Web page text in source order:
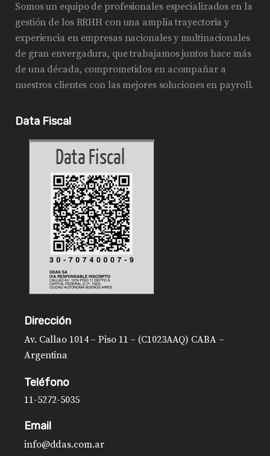
Somos un equipo de profesionales especializados en la
gestión de los RRHH con una amplia trayectoria y
experiencia en empresas nacionales y multinacionales
de gran envergadura, que trabajamos juntos hace más
de una década, comprometidos en acompañar a
nuestros clientes con las mejores soluciones en payroll.
Data Fiscal
Dirección
Av. Callao 1014 – Piso 11 – (C1023AAQ) CABA –
Argentina
Teléfono
11-5272-5035
Email
info@ddas.com.ar